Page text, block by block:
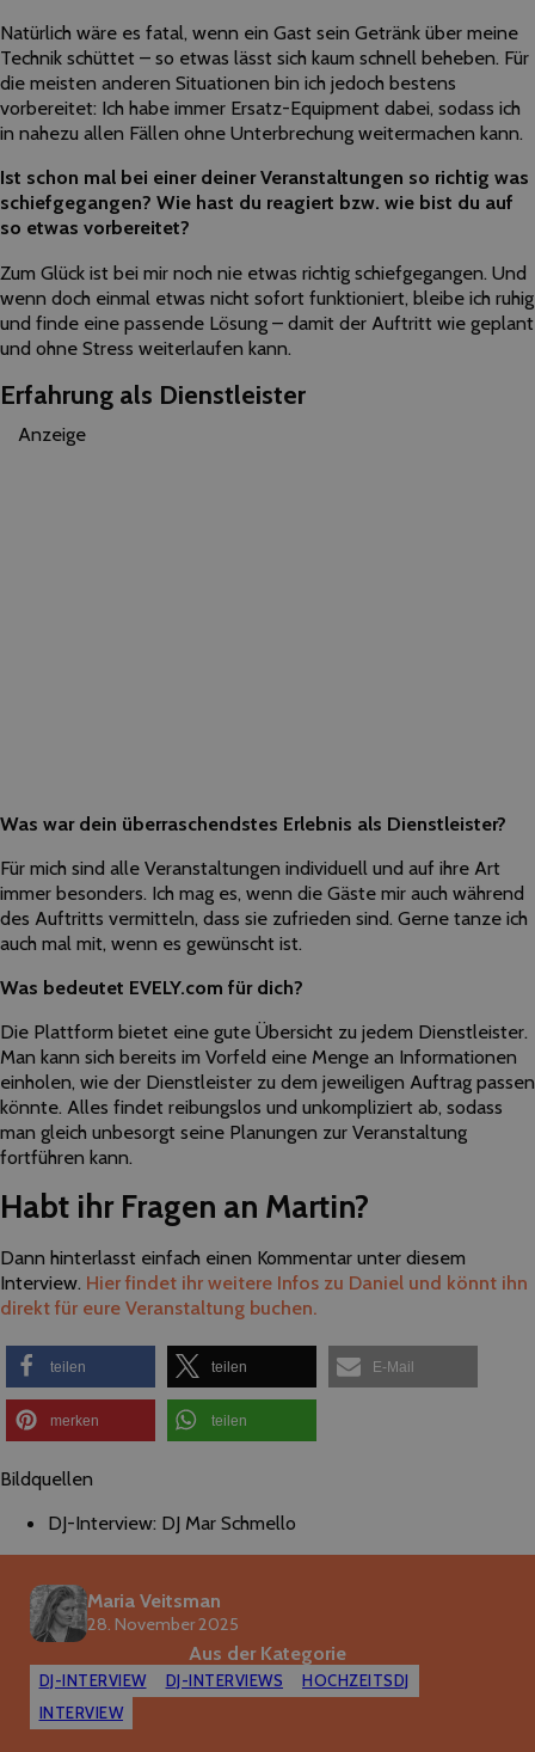
Natürlich wäre es fatal, wenn ein Gast sein Getränk über meine
Technik schüttet – so etwas lässt sich kaum schnell beheben. Für
die meisten anderen Situationen bin ich jedoch bestens
vorbereitet: Ich habe immer Ersatz-Equipment dabei, sodass ich
in nahezu allen Fällen ohne Unterbrechung weitermachen kann.
Ist schon mal bei einer deiner Veranstaltungen so richtig was
schiefgegangen? Wie hast du reagiert bzw. wie bist du auf
so etwas vorbereitet?
Zum Glück ist bei mir noch nie etwas richtig schiefgegangen. Und
wenn doch einmal etwas nicht sofort funktioniert, bleibe ich ruhig
und finde eine passende Lösung – damit der Auftritt wie geplant
und ohne Stress weiterlaufen kann.
Erfahrung als Dienstleister
Anzeige
Was war dein überraschendstes Erlebnis als Dienstleister?
Für mich sind alle Veranstaltungen individuell und auf ihre Art
immer besonders. Ich mag es, wenn die Gäste mir auch während
des Auftritts vermitteln, dass sie zufrieden sind. Gerne tanze ich
auch mal mit, wenn es gewünscht ist.
Was bedeutet EVELY.com für dich?
Die Plattform bietet eine gute Übersicht zu jedem Dienstleister.
Man kann sich bereits im Vorfeld eine Menge an Informationen
einholen, wie der Dienstleister zu dem jeweiligen Auftrag passen
könnte. Alles findet reibungslos und unkompliziert ab, sodass
man gleich unbesorgt seine Planungen zur Veranstaltung
fortführen kann.
Habt ihr Fragen an Martin?
Dann hinterlasst einfach einen Kommentar unter diesem
Interview. Hier findet ihr weitere Infos zu Daniel und könnt ihn
direkt für eure Veranstaltung buchen.
teilen teilen E-Mail
merken teilen
Bildquellen
DJ-Interview: DJ Mar Schmello
Maria Veitsman
28. November 2025
Aus der Kategorie
DJ-INTERVIEW DJ-INTERVIEWS
HOCHZEITSDJ
INTERVIEW